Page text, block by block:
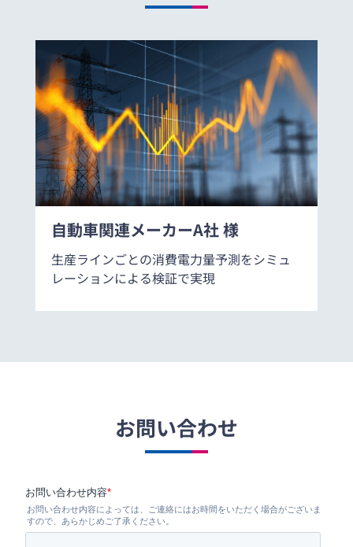
自動車関連メーカーA社 様
生産ラインごとの消費電力量予測をシミュ
レーションによる検証で実現
お問い合わせ